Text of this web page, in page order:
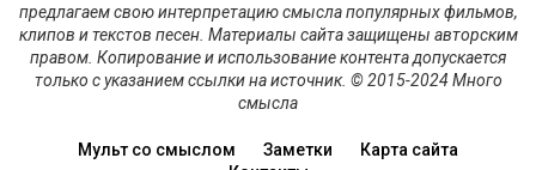
предлагаем свою интерпретацию смысла популярных фильмов,
клипов и текстов песен. Материалы сайта защищены авторским
правом. Копирование и использование контента допускается
только с указанием ссылки на источник. © 2015-2024 Много
смысла
Мульт со смыслом Заметки
Карта сайта